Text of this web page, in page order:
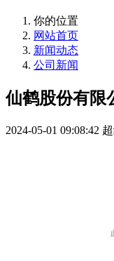
你的位置
网站首页
新闻动态
公司新闻
仙鹤股份有限
2024-05-01 09:08:42